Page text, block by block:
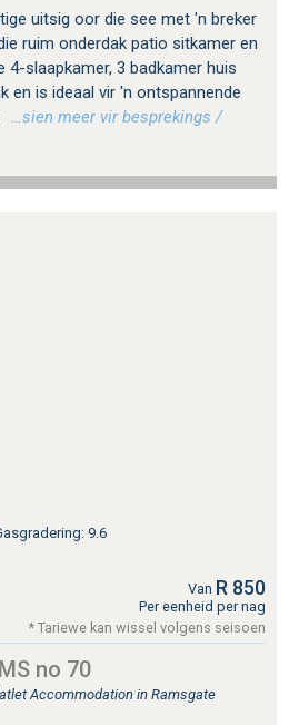
uitsig oor die see met 'n breker
ruim onderdak patio sitkamer en
4-slaapkamer, 3 badkamer huis
en is ideaal vir 'n ontspannende
…sien meer vir besprekings /
9.6
Van R 850
Per eenheid per nag
* Tariewe kan wissel volgens seisoen
no 70
Accommodation in Ramsgate